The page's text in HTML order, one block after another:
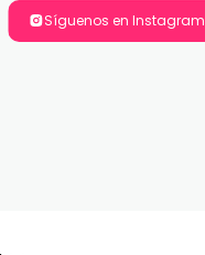
Síguenos en Instagram